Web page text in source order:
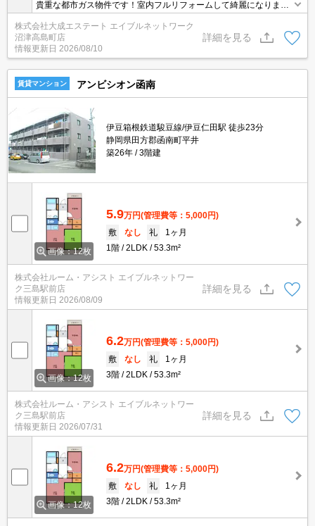
貴重な都市ガス物件です！室内フルリフォームして綺麗になりまし
た！洗面化粧台も新品です！敷地も広く来客用駐車場もございま
す！初期費用、お家賃等お気軽にご相談ください！
株式会社大成エステート エイブルネットワーク
沼津高島町店
情報更新日 2026/08/10
詳細を見る
賃貸マンション アンビシオン函南
伊豆箱根鉄道駿豆線/伊豆仁田駅 徒歩23分
静岡県田方郡函南町平井
築26年
3階建
画像：12枚
5.9万円(管理費等：5,000円)
敷
なし 礼
1ヶ月
1階
2LDK 53.3m²
株式会社ルーム・アシスト エイブルネットワー
ク三島駅前店
情報更新日 2026/08/09
詳細を見る
画像：12枚
6.2万円(管理費等：5,000円)
敷
なし 礼
1ヶ月
3階
2LDK 53.3m²
株式会社ルーム・アシスト エイブルネットワー
ク三島駅前店
情報更新日 2026/07/31
詳細を見る
画像：12枚
6.2万円(管理費等：5,000円)
敷
なし 礼
1ヶ月
3階
2LDK 53.3m²